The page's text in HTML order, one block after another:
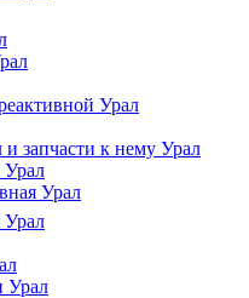
Урал
запчасти к нему Урал
Урал
Урал
Урал